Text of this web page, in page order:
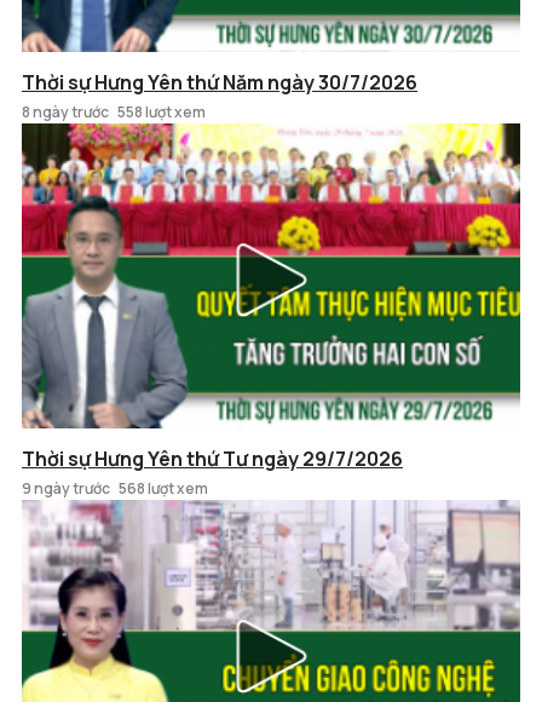
Thời sự Hưng Yên thứ Năm ngày 30/7/2026
8 ngày trước 558 lượt xem
Thời sự Hưng Yên thứ Tư ngày 29/7/2026
9 ngày trước 568 lượt xem